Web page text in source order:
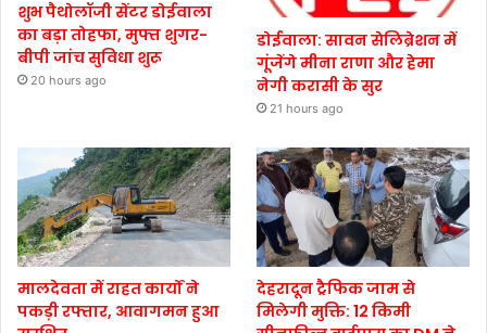
शुभ पैथोलॉजी सेंटर डोईवाला
का बड़ा तोहफा, मुफ्त शुगर-
बीपी जांच सुविधा शुरू
20 hours ago
डोईवाला: सावन सेलिब्रेशन में
गूंजेंगे मीना राणा और हेमा
नेगी करासी के सुर
21 hours ago
मालदेवता में राहत कार्यों ने
पकड़ी रफ्तार, आवागमन हुआ
देहरादून ट्रैफिक जाम से
मिलेगी मुक्ति: 12 किमी